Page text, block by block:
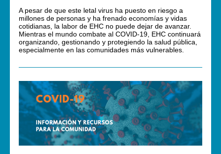
A pesar de que este letal virus ha puesto en riesgo a
millones de personas y ha frenado economías y vidas
cotidianas, la labor de EHC no puede dejar de avanzar.
Mientras el mundo combate al COVID-19, EHC continuará
organizando, gestionando y protegiendo la salud pública,
especialmente en las comunidades más vulnerables.